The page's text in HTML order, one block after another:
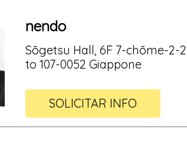
nendo
Sōgetsu Hall, 6F 7-chōme-2-
to 107-0052 Giappone
SOLICITAR INFO